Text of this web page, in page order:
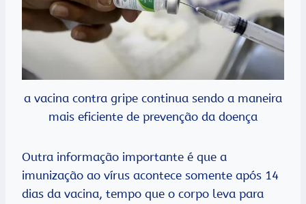
a vacina contra gripe continua sendo a maneira
mais eficiente de prevenção da doença
Outra informação importante é que a
imunização ao vírus acontece somente após 14
dias da vacina, tempo que o corpo leva para